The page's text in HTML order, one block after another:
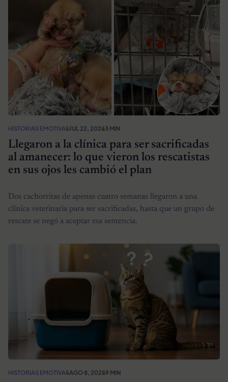
HISTORIAS EMOTIVASJUL 22, 20263 MIN
Llegaron a la clínica para ser sacrificadas
al amanecer: lo que vieron los rescatistas
en sus ojos les cambió el plan
Dos cachorritas de apenas cuatro semanas llegaron a una
clínica veterinaria para ser sacrificadas, hasta que un grupo de
rescate se negó a aceptar esa sentencia.
HISTORIAS EMOTIVASAGO 8, 20259 MIN